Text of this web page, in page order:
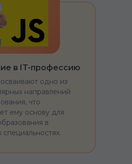
в IT-профессию
одно из
направлений
что
ему основу для
в
специальностях.